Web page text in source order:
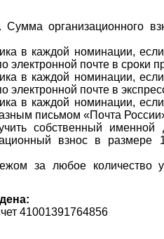
Сумма организационного
в каждой номинации,
электронной почте в сроки
в каждой номинации,
электронной почте в
в каждой номинации,
письмом «Почта
собственный
взнос в
за любое количество
41001391764856